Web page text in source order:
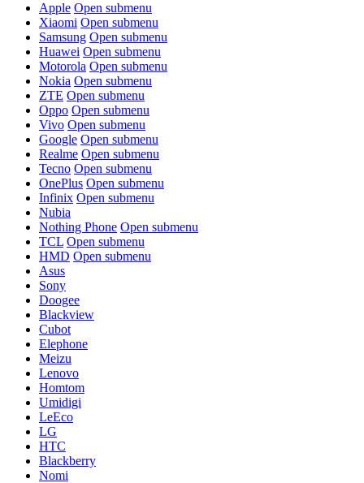
Apple Open submenu
Xiaomi Open submenu
Samsung Open submenu
Huawei Open submenu
Motorola Open submenu
Nokia Open submenu
ZTE Open submenu
Oppo Open submenu
Vivo Open submenu
Google Open submenu
Realme Open submenu
Tecno Open submenu
OnePlus Open submenu
Infinix Open submenu
Nubia
Nothing Phone Open submenu
TCL Open submenu
HMD Open submenu
Asus
Sony
Doogee
Blackview
Cubot
Elephone
Meizu
Lenovo
Homtom
Umidigi
LeEco
LG
HTC
Blackberry
Nomi